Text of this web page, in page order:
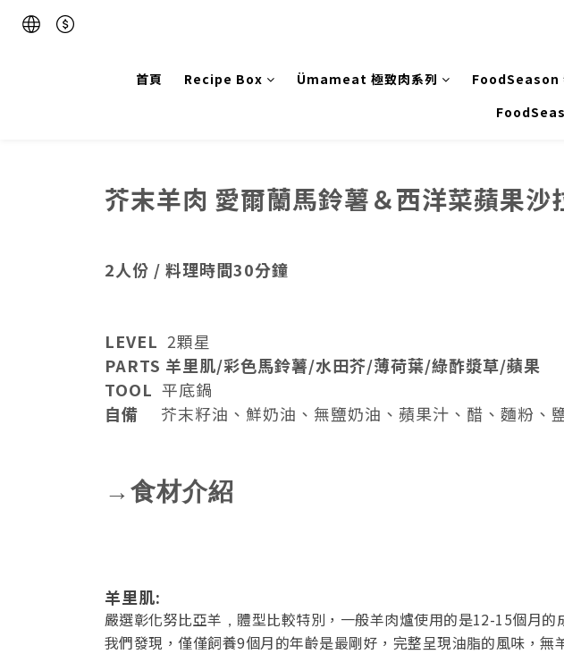
首頁 Recipe Box Ümameat 極致肉系列 FoodSeason
芥末羊肉 愛爾蘭馬鈴薯＆西洋菜蘋果沙
2人份 / 料理時間30分鐘
LEVEL 2顆星
PARTS 羊里肌/彩色馬鈴薯/水田芥/薄荷葉/綠酢漿草/蘋果
TOOL 平底鍋
自備 芥末籽油、鮮奶油、無鹽奶油、蘋果汁、醋、麵粉、
→食材介紹
羊里肌:
嚴選彰化努比亞羊 ，體型比較特別，一般羊肉爐使用的是12-15個月
我們發現，僅僅飼養9個月的年齡是最剛好，完整呈現油脂的風味，無